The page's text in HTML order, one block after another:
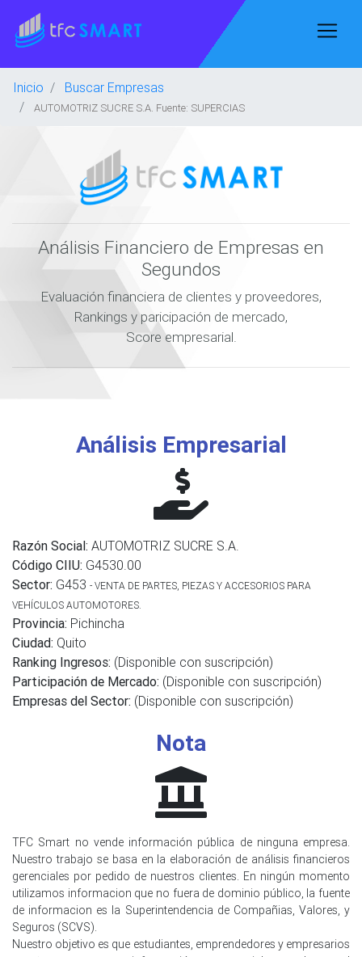
Inicio Buscar Empresas
AUTOMOTRIZ SUCRE S.A. Fuente: SUPERCIAS
Análisis Financiero de Empresas en
Segundos
Evaluación financiera de clientes y proveedores,
Rankings y paricipación de mercado,
Score empresarial.
Análisis Empresarial
Razón Social: AUTOMOTRIZ SUCRE S.A.
Código CIIU: G4530.00
Sector: G453 - VENTA DE PARTES, PIEZAS Y ACCESORIOS PARA
VEHÍCULOS AUTOMOTORES.
Provincia: Pichincha
Ciudad: Quito
Ranking Ingresos: (Disponible con suscripción)
Participación de Mercado: (Disponible con suscripción)
Empresas del Sector: (Disponible con suscripción)
Nota
TFC Smart no vende información pública de ninguna empresa.
Nuestro trabajo se basa en la elaboración de análisis financieros
gerenciales por pedido de nuestros clientes. En ningún momento
utilizamos informacion que no fuera de dominio público, la fuente
de informacion es la Superintendencia de Compañias, Valores, y
Seguros (SCVS).
Nuestro objetivo es que estudiantes, emprendedores y empresarios